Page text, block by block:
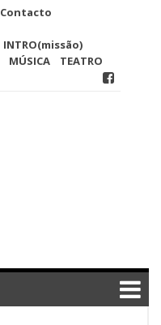
Contacto
INTRO(missão)
MÚSICA TEATRO